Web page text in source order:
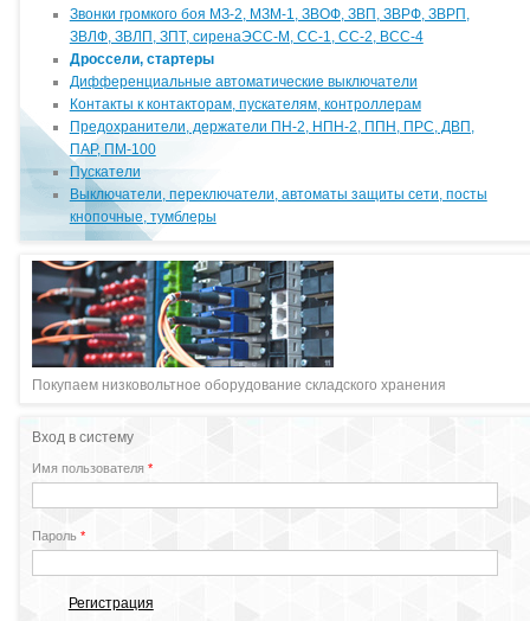
Звонки громкого боя МЗ-2, МЗМ-1, ЗВОФ, ЗВП, ЗВРФ, ЗВРП,
ЗВЛФ, ЗВЛП, ЗПТ, сиренаЭСС-М, СС-1, СС-2, ВСС-4
Дроссели, стартеры
Дифференциальные автоматические выключатели
Контакты к контакторам, пускателям, контроллерам
Предохранители, держатели ПН-2, НПН-2, ППН, ПРС, ДВП,
ПАР, ПМ-100
Пускатели
Выключатели, переключатели, автоматы защиты сети, посты
кнопочные, тумблеры
Покупаем низковольтное оборудование складского хранения
Вход в систему
Имя пользователя *
Пароль *
Регистрация